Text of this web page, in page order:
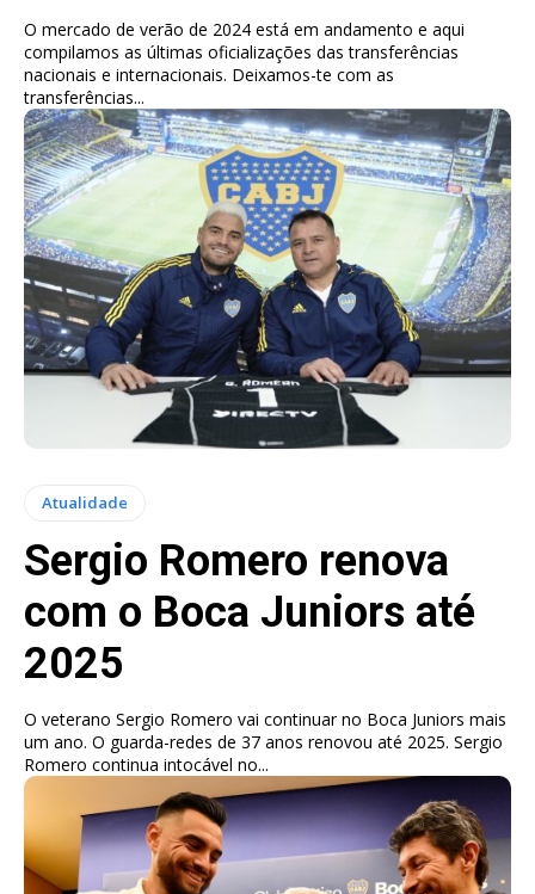
O mercado de verão de 2024 está em andamento e aqui
compilamos as últimas oficializações das transferências
nacionais e internacionais. Deixamos-te com as
transferências...
Atualidade
Sergio Romero renova
com o Boca Juniors até
2025
O veterano Sergio Romero vai continuar no Boca Juniors mais
um ano. O guarda-redes de 37 anos renovou até 2025. Sergio
Romero continua intocável no...